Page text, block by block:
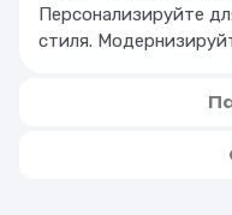
Персонализируйте
стиля.